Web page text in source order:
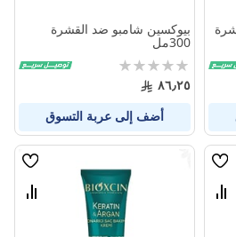
بيوكسين شامبو ضد القشرة
300مل
Rating:
0%
٨٦٫٢٥
أضف إلى عربة التسوق
قائمة
قارن
قائمة
قارن